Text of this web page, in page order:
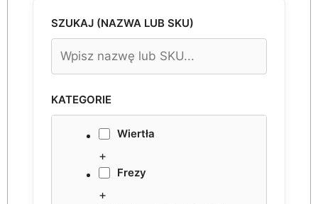
SZUKAJ (NAZWA LUB SKU)
KATEGORIE
Wiertła
+
Frezy
+